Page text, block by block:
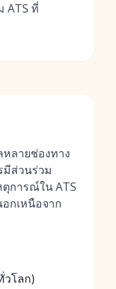
ATS ที่
หลายช่องทาง
มีส่วนร่วม
การณ์ใน ATS
กเหนือจาก
วโลก)